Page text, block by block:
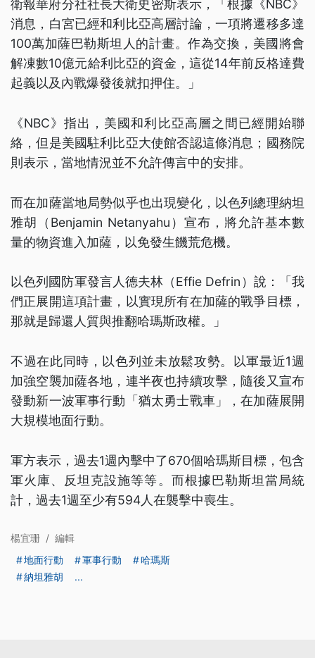
衛報華府分社社長大衛史密斯表示，「根據《NBC》
消息，白宮已經和利比亞高層討論，一項將遷移多達
100萬加薩巴勒斯坦人的計畫。作為交換，美國將會
解凍數10億元給利比亞的資金，這從14年前反格達費
起義以及內戰爆發後就扣押住。」
《NBC》指出，美國和利比亞高層之間已經開始聯
絡，但是美國駐利比亞大使館否認這條消息；國務院
則表示，當地情況並不允許傳言中的安排。
而在加薩當地局勢似乎也出現變化，以色列總理納坦
雅胡（Benjamin Netanyahu）宣布，將允許基本數
量的物資進入加薩，以免發生饑荒危機。
以色列國防軍發言人德夫林（Effie Defrin）說：「我
們正展開這項計畫，以實現所有在加薩的戰爭目標，
那就是歸還人質與推翻哈瑪斯政權。」
不過在此同時，以色列並未放鬆攻勢。以軍最近1週
加強空襲加薩各地，連半夜也持續攻擊，隨後又宣布
發動新一波軍事行動「猶太勇士戰車」，在加薩展開
大規模地面行動。
軍方表示，過去1週內擊中了670個哈瑪斯目標，包含
軍火庫、反坦克設施等等。而根據巴勒斯坦當局統
計，過去1週至少有594人在襲擊中喪生。
楊宜珊 / 編輯
地面行動
軍事行動
哈瑪斯
納坦雅胡
...